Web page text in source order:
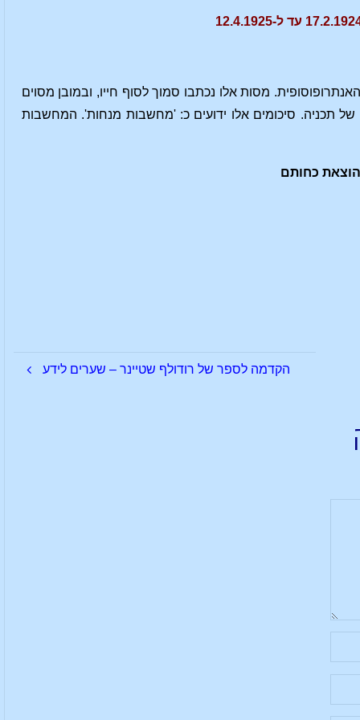
מסות אלו נכתבו סמוך לסוף חייו, ובמובן מסוים
תכניה. סיכומים אלו ידועים כ: 'מחשבות מנחות'. המחשבות
הקדמה לספר של רודולף שטיינר – שערים לידע